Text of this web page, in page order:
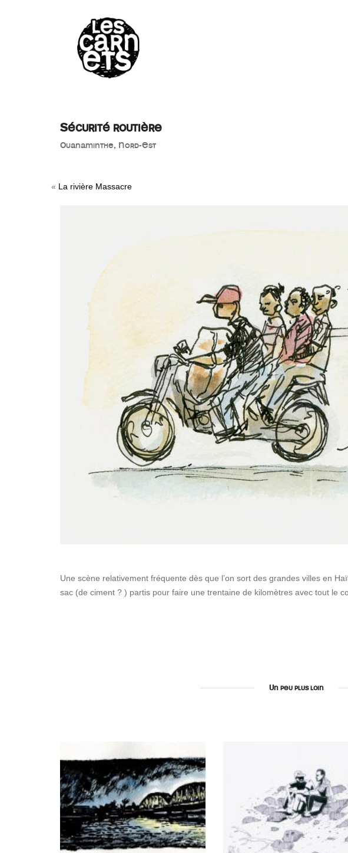
Sécurité routière
Ouanaminthe, Nord-Est
« La rivière Massacre
Une scène relativement fréquente dès que l’on sort des grandes villes en
sac (de ciment ? ) partis pour faire une trentaine de kilomètres avec tout le
Un peu plus loin